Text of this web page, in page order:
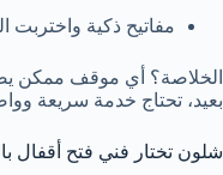
مفاتيح ذكية واختربت
الخلاصة؟ أي موقف ممكن
بعيد، تحتاج خدمة سريعة
شلون تختار فني فتح أقفال